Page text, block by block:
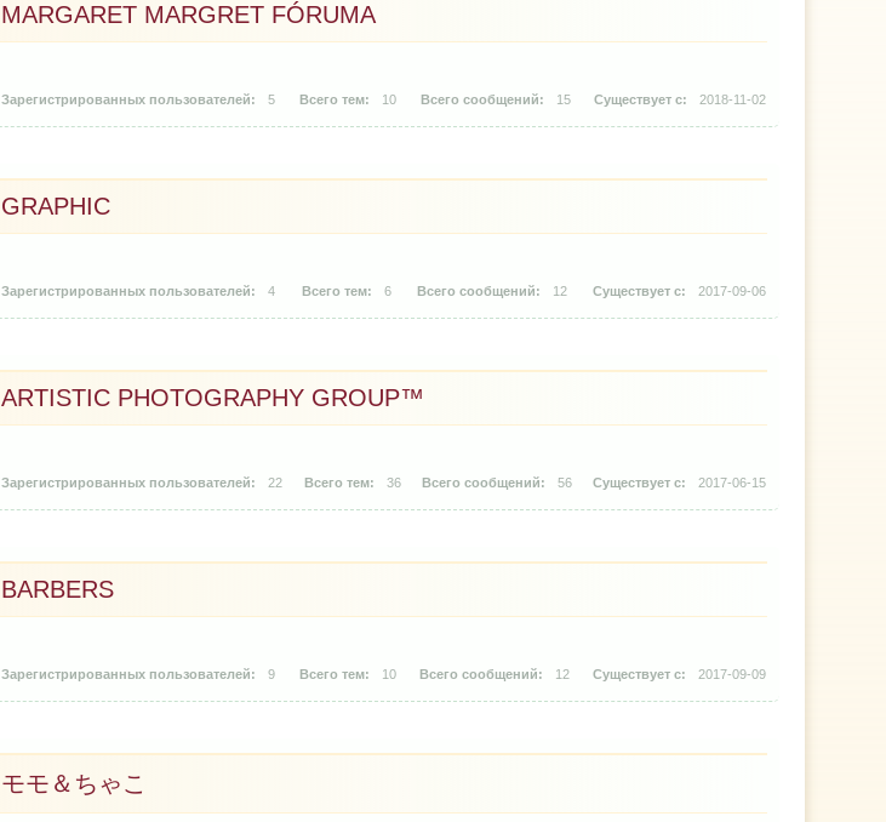
MARGARET MARGRET FÓRUMA
5 10 15 2018-11-02
GRAPHIC
4 6 12 2017-09-06
ARTISTIC PHOTOGRAPHY GROUP™
22 36 56 2017-06-15
BARBERS
9 10 12 2017-09-09
モモ＆ちゃこ